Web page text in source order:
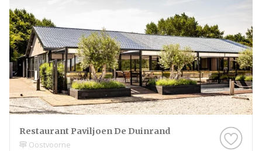
Restaurant Paviljoen De Duinrand
Oostvoorne